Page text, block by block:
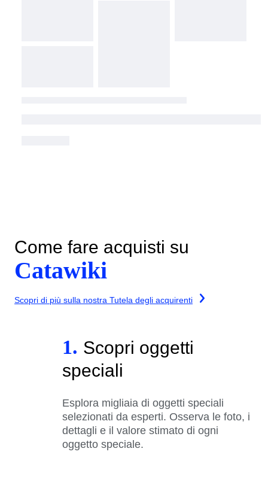
Come fare acquisti su
Catawiki
Scopri di più sulla nostra Tutela degli acquirenti
1. Scopri oggetti
speciali
Esplora migliaia di oggetti speciali
selezionati da esperti. Osserva le foto, i
dettagli e il valore stimato di ogni
oggetto speciale.